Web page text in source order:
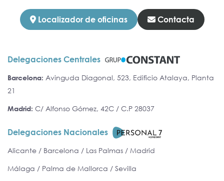
Localizador de oficinas Contacta
Delegaciones Centrales
Barcelona: Avinguda Diagonal, 523, Edificio Atalaya, Planta
21
Madrid: C/ Alfonso Gómez, 42C / C.P 28037
Delegaciones Nacionales
Alicante / Barcelona / Las Palmas / Madrid
Málaga / Palma de Mallorca / Sevilla